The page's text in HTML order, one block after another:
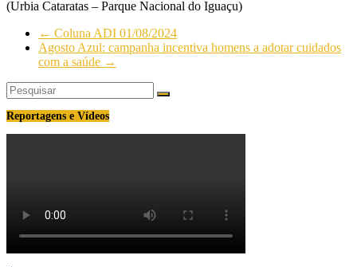
(Urbia Cataratas – Parque Nacional do Iguaçu)
← Coluna ADI 01/08/2024
Agosto Azul: campanha incentiva homens a adotar cuidados
com a saúde →
Reportagens e Vídeos